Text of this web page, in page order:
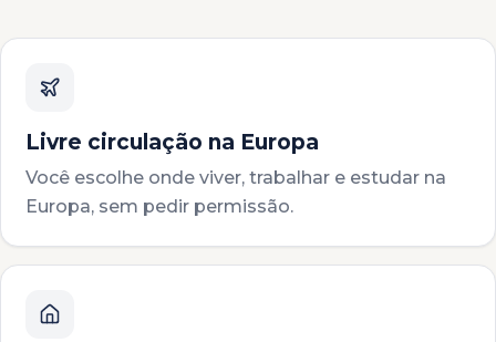
Livre circulação na Europa
Você escolhe onde viver, trabalhar e estudar na
Europa, sem pedir permissão.